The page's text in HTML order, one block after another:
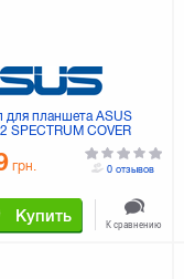
для планшета ASUS
SPECTRUM COVER
(90-XB3TOKSL001F0-)
грн.
Купить
0 отзывов
К сравнению